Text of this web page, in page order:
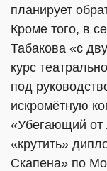
планирует
Кроме того, в
Табакова «с
курс
под
искромётную
«Убегающий от
«крутить»
Скапена» по